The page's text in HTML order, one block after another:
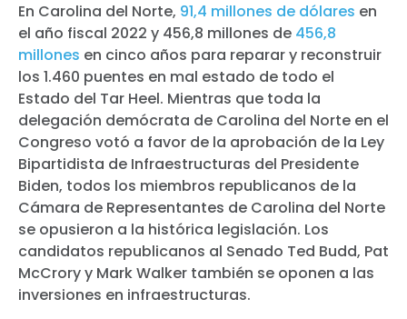
En Carolina del Norte, 91,4 millones de dólares en
el año fiscal 2022 y 456,8 millones de 456,8
millones en cinco años para reparar y reconstruir
los 1.460 puentes en mal estado de todo el
Estado del Tar Heel. Mientras que toda la
delegación demócrata de Carolina del Norte en el
Congreso votó a favor de la aprobación de la Ley
Bipartidista de Infraestructuras del Presidente
Biden, todos los miembros republicanos de la
Cámara de Representantes de Carolina del Norte
se opusieron a la histórica legislación. Los
candidatos republicanos al Senado Ted Budd, Pat
McCrory y Mark Walker también se oponen a las
inversiones en infraestructuras.